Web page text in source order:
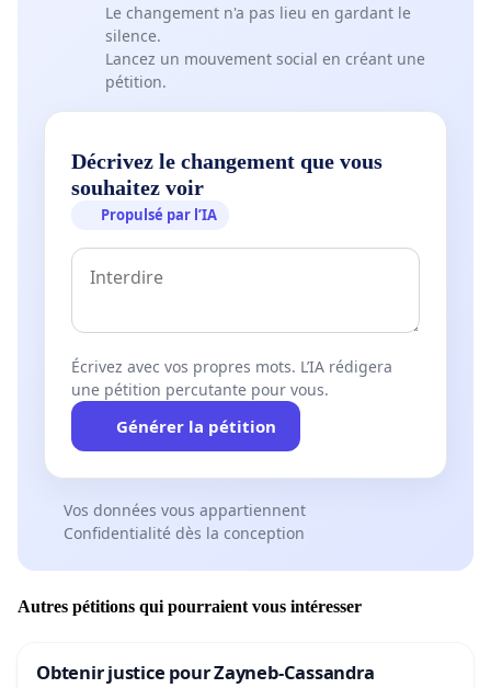
Le changement n'a pas lieu en gardant le
silence.
Lancez un mouvement social en créant une
pétition.
Décrivez le changement que vous
souhaitez voir
Propulsé par l’IA
Écrivez avec vos propres mots. L’IA rédigera
une pétition percutante pour vous.
Générer la pétition
Vos données vous appartiennent
Confidentialité dès la conception
Autres pétitions qui pourraient vous intéresser
Obtenir justice pour Zayneb-Cassandra